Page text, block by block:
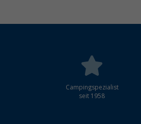
Campingspezialist
seit 1958